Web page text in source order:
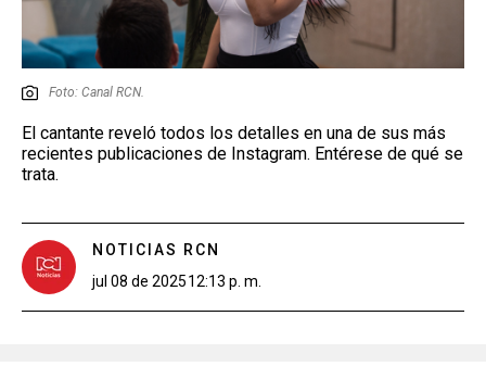
Foto: Canal RCN.
El cantante reveló todos los detalles en una de sus más
recientes publicaciones de Instagram. Entérese de qué se
trata.
NOTICIAS RCN
jul 08 de 202512:13 p. m.